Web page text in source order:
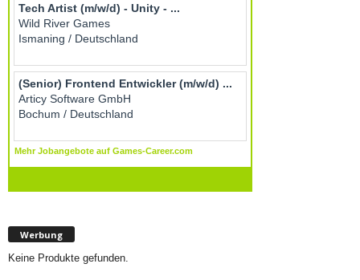
Werbung
Keine Produkte gefunden.